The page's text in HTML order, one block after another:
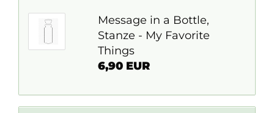
Message in a Bottle,
Stanze - My Favorite
Things
6,90 EUR